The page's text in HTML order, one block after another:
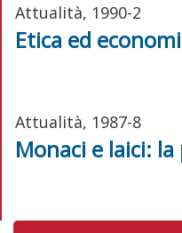
Attualità, 1990-2
Etica ed
Attualità, 1987-8
Monaci e laici: